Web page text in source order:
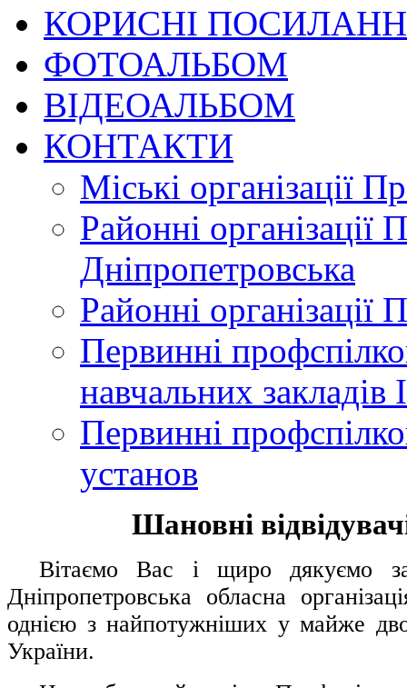
КОРИСНІ
ФОТОАЛЬБОМ
ВІДЕОАЛЬБОМ
КОНТАКТИ
Міські організації
Районні організації
Дніпропетровська
Районні організації
Первинні
навчальних закладів
Первинні
установ
Шановні
Вітаємо Вас і щиро дякуємо за
Дніпропетровська обласна
однією з найпотужніших у майже
України.